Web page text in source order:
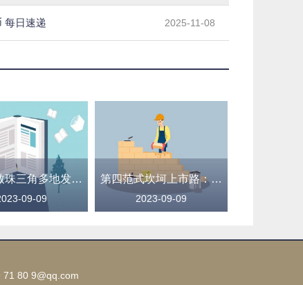
每日速递 2025-11-08
强降雨致珠三角多地发生内涝 广东全省提前转移8万余人
09-09
第四范式坎坷上市路：三年四次递表终见曙光，AI路线双管齐下难料资本热度
2023-09-09
80 9@qq.com